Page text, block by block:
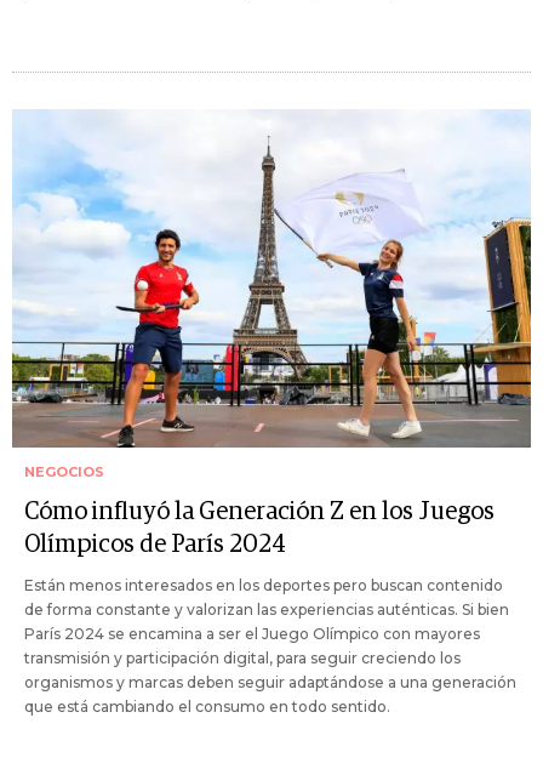
NEGOCIOS
Cómo influyó la Generación Z en los Juegos
Olímpicos de París 2024
Están menos interesados en los deportes pero buscan contenido
de forma constante y valorizan las experiencias auténticas. Si bien
París 2024 se encamina a ser el Juego Olímpico con mayores
transmisión y participación digital, para seguir creciendo los
organismos y marcas deben seguir adaptándose a una generación
que está cambiando el consumo en todo sentido.